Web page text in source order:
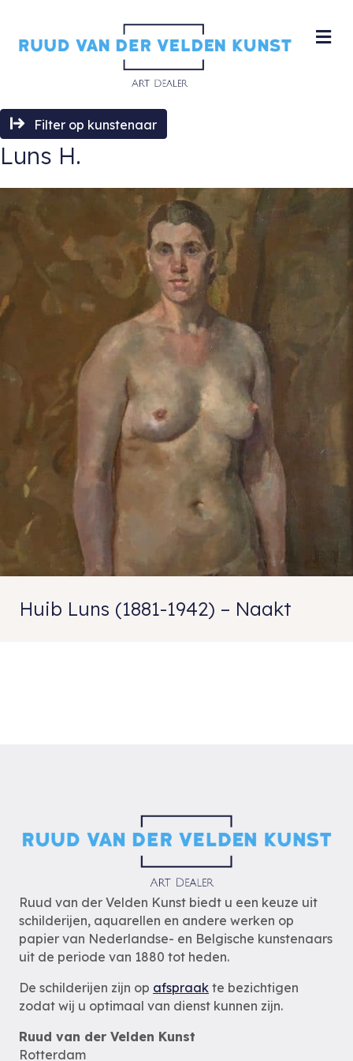
Filter op kunstenaar
Luns H.
Huib Luns (1881-1942) – Naakt
Ruud van der Velden Kunst biedt u een keuze uit
schilderijen, aquarellen en andere werken op
papier van Nederlandse- en Belgische kunstenaars
uit de periode van 1880 tot heden.
De schilderijen zijn op afspraak te bezichtigen
zodat wij u optimaal van dienst kunnen zijn.
Ruud van der Velden Kunst
Rotterdam